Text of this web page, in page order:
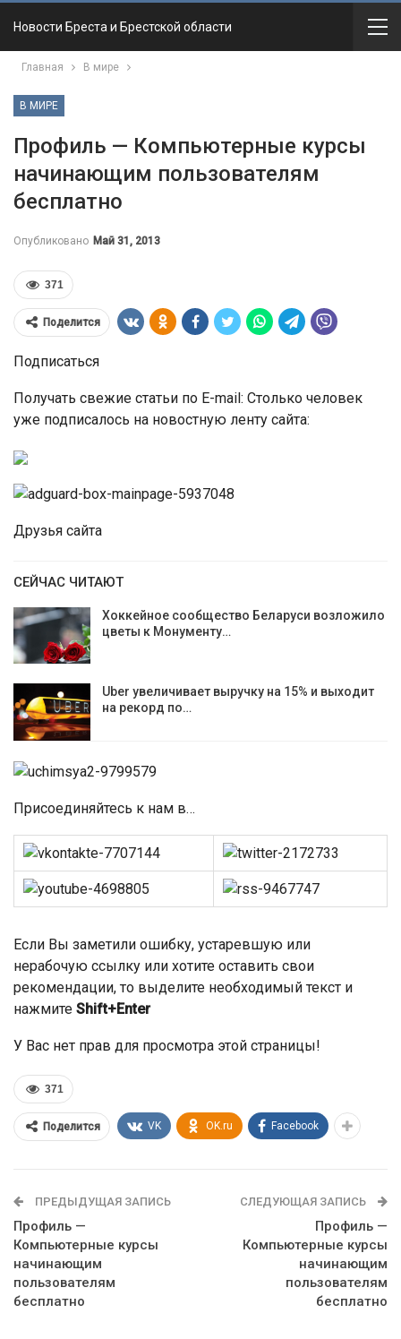
Новости Бреста и Брестской области
Главная В мире
В МИРЕ
Профиль — Компьютерные курсы
начинающим пользователям
бесплатно
Опубликовано Май 31, 2013
371
Поделится
Подписаться
Получать свежие статьи по E-mail: Столько человек
уже подписалось на новостную ленту сайта:
Друзья сайта
СЕЙЧАС ЧИТАЮТ
Хоккейное сообщество Беларуси возложило
цветы к Монументу…
Uber увеличивает выручку на 15% и выходит
на рекорд по…
Присоединяйтесь к нам в…
Если Вы заметили ошибку, устаревшую или
нерабочую ссылку или хотите оставить свои
рекомендации, то выделите необходимый текст и
нажмите Shift+Enter
У Вас нет прав для просмотра этой страницы!
371
Поделится VK OK.ru Facebook
ПРЕДЫДУЩАЯ ЗАПИСЬ
Профиль —
Компьютерные курсы
начинающим
пользователям
бесплатно
СЛЕДУЮЩАЯ ЗАПИСЬ
Профиль —
Компьютерные курсы
начинающим
пользователям
бесплатно